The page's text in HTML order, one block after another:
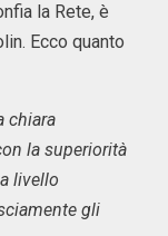
la Rete, è
Ecco quanto
chiara
la superiorità
livello
gli